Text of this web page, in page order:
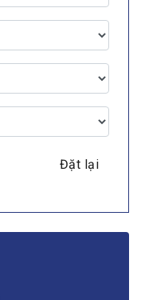
Đặt lại